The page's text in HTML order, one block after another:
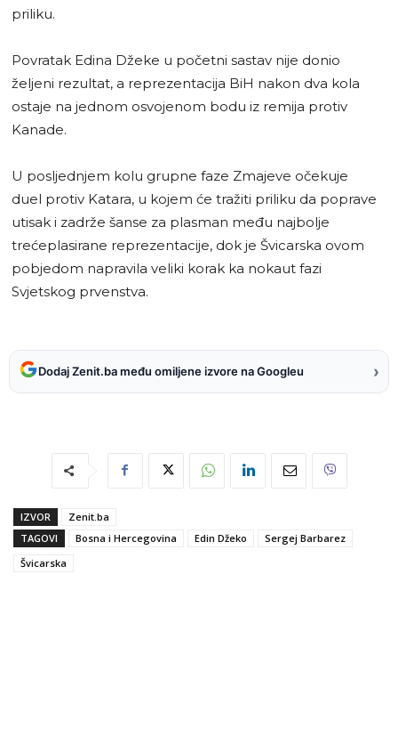
priliku.
Povratak Edina Džeke u početni sastav nije donio
željeni rezultat, a reprezentacija BiH nakon dva kola
ostaje na jednom osvojenom bodu iz remija protiv
Kanade.
U posljednjem kolu grupne faze Zmajeve očekuje
duel protiv Katara, u kojem će tražiti priliku da poprave
utisak i zadrže šanse za plasman među najbolje
trećeplasirane reprezentacije, dok je Švicarska ovom
pobjedom napravila veliki korak ka nokaut fazi
Svjetskog prvenstva.
Dodaj Zenit.ba među omiljene izvore na Googleu ›
IZVOR
Zenit.ba
TAGOVI
Bosna i Hercegovina Edin Džeko
Sergej Barbarez
Švicarska